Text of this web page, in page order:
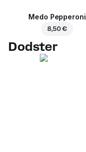
Medo Pepperoni
8,50 €
Dodster